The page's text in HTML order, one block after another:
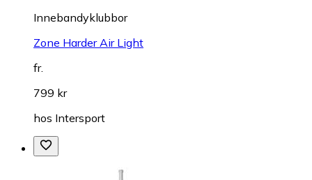
Innebandyklubbor
Zone Harder Air Light
fr.
799 kr
hos Intersport